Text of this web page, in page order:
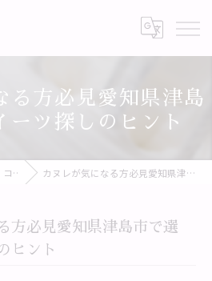
る方必見愛知県津島
ーツ探しのヒント
コラム カヌレが気になる方必見愛知県津島市で選ぶスイーツ探しのヒント
方必見愛知県津島市で選
ヒント